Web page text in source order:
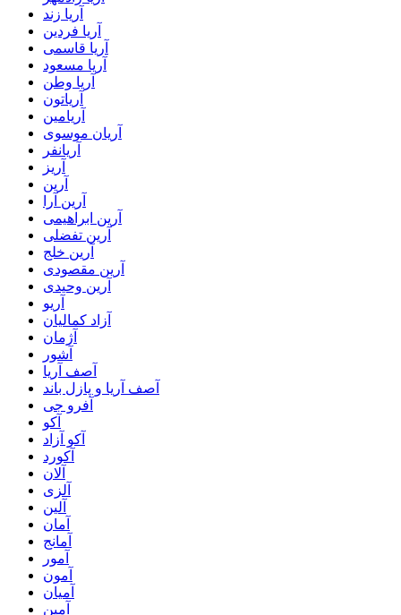
آریا زند
آریا فردین
آریا قاسمی
آریا مسعود
آریا وطن
آریاتون
آریامین
آریان موسوی
آریانفر
آریز
آرین
آرین آرا
آرین ابراهیمی
آرین تفضلی
آرین خلج
آرین مقصودی
آرین وحیدی
آریو
آزاد کمالیان
آژمان
آشور
آصف آریا
آصف آریا و پازل باند
آفرو جی
آکو
آکو آزاد
آکورد
آلان
آلزی
آلین
آمان
آمانج
آمور
آمون
آمیان
آمین